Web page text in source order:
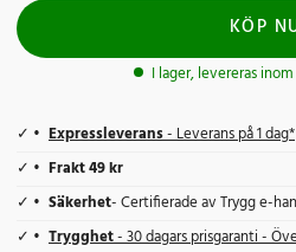
KÖP
I lager, levereras
Expressleverans- Leverans på 1 dag*
Frakt 49 kr
Säkerhet- Certifierade av Trygg e-
Trygghet- 30 dagars prisgaranti -